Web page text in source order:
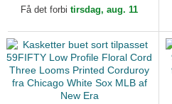
MLB af Nike
Få det forbi tirsdag, aug. 11